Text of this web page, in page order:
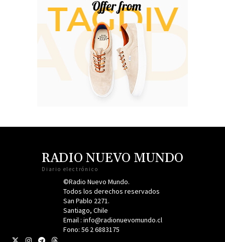
RADIO NUEVO MUNDO
Diario electrónico
©Radio Nuevo Mundo.
Todos los derechos reservados
San Pablo 2271.
Santiago, Chile
Email : info@radionuevomundo.cl
Fono: 56 2 6883175